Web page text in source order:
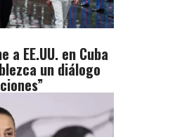
a EE.UU. en Cuba
un diálogo